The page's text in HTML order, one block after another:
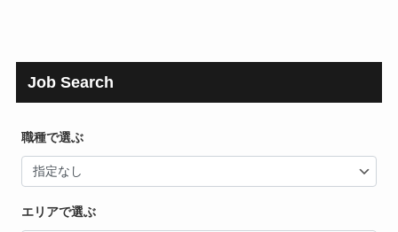
Job Search
職種で選ぶ
エリアで選ぶ